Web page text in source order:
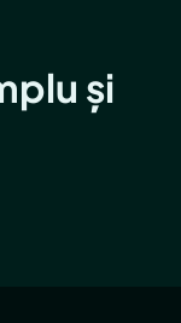
și